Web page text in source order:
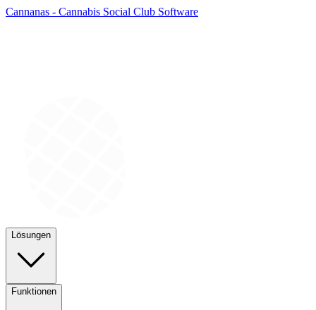
Cannanas - Cannabis Social Club Software
Lösungen
Funktionen